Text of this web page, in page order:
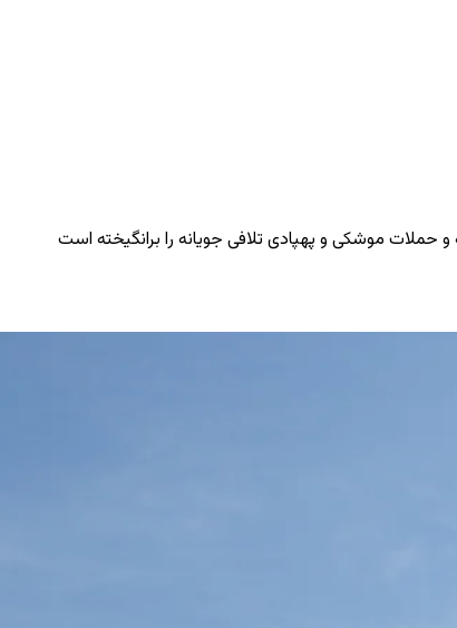
موشکی و پهپادی تلافی ‌جویانه را برانگیخته است